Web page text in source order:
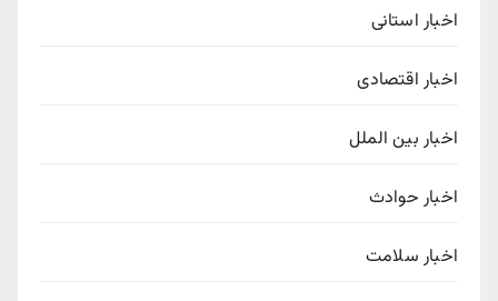
اخبار استانی
اخبار اقتصادی
اخبار بین الملل
اخبار حوادث
اخبار سلامت